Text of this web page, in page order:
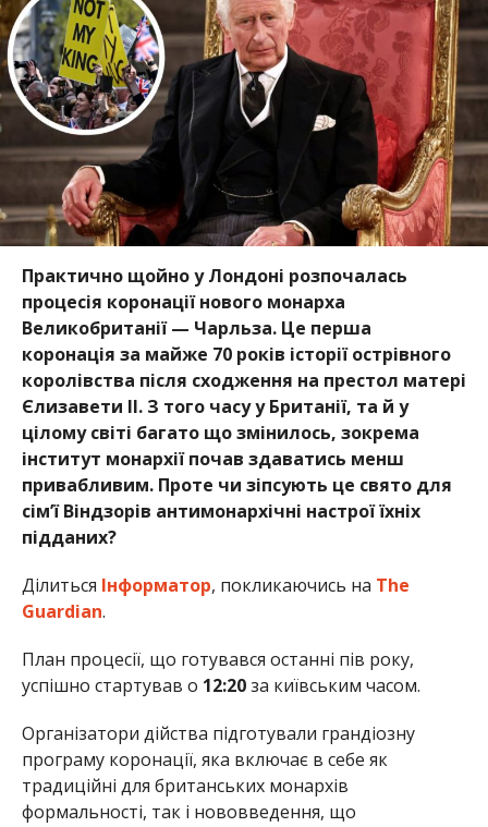
Практично щойно у Лондоні розпочалась
процесія коронації нового монарха
Великобританії — Чарльза. Це перша
коронація за майже 70 років історії острівного
королівства після сходження на престол матері
Єлизавети II. З того часу у Британії, та й у
цілому світі багато що змінилось, зокрема
інститут монархії почав здаватись менш
привабливим. Проте чи зіпсують це свято для
сім’ї Віндзорів антимонархічні настрої їхніх
підданих?
Ділиться Інформатор, покликаючись на The
Guardian.
План процесії, що готувався останні пів року,
успішно стартував о 12:20за київським часом.
Організатори дійства підготували грандіозну
програму коронації, яка включає в себе як
традиційні для британських монархів
формальності, так і нововведення, що